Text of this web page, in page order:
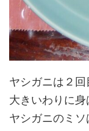
ヤシガニは２回
大きいわりに身
ヤシガニのミソ